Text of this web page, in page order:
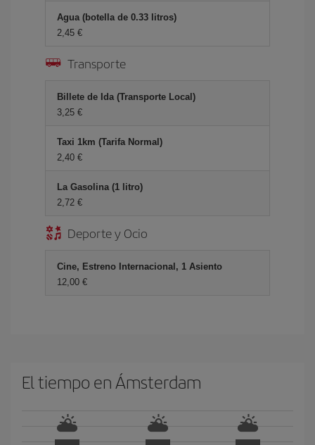
Agua (botella de 0.33 litros)
2,45 €
Transporte
Billete de Ida (Transporte Local)
3,25 €
Taxi 1km (Tarifa Normal)
2,40 €
La Gasolina (1 litro)
2,72 €
Deporte y Ocio
Cine, Estreno Internacional, 1 Asiento
12,00 €
El tiempo en Ámsterdam